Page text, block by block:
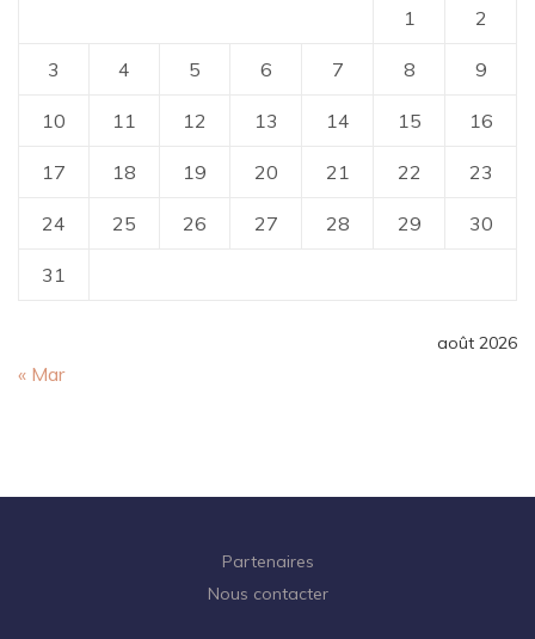
août 2026
1 2
3 4 5 6 7 8 9
10 11 12 13 14 15 16
17 18 19 20 21 22 23
24 25 26 27 28 29 30
31
« Mar
Partenaires
Nous contacter